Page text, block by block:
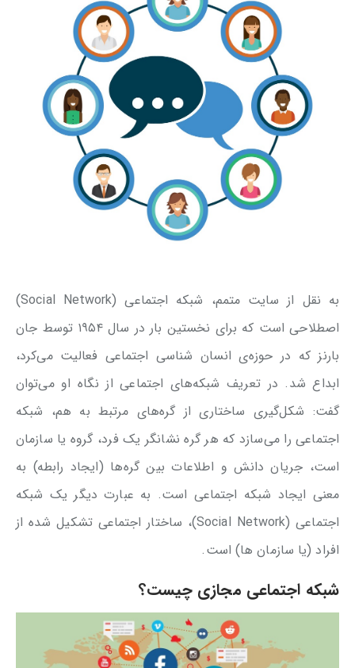
به نقل از سایت متمم، شبکه اجتماعی (Social Network)
اصطلاحی است که برای نخستین بار در سال ۱۹۵۴ توسط جان
بارنز که در حوزه‌ی انسان شناسی اجتماعی فعالیت می‌کرد،
ابداع شد. در تعریف شبکه‌های اجتماعی از نگاه او می‌توان
گفت: شکل‌گیری ساختاری از گره‌های مرتبط به هم، شبکه
اجتماعی را می‌سازد که هر گره نشانگر یک فرد، گروه یا سازمان
است، جریان دانش و اطلاعات بین گره‌ها (ایجاد رابطه) به
معنی ایجاد شبکه اجتماعی است. به عبارت دیگر یک شبکه
اجتماعی (Social Network)، ساختار اجتماعی تشکیل شده از
افراد (یا سازمان ها) است.
شبکه اجتماعی مجازی چیست؟